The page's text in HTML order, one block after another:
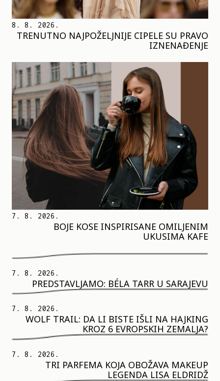
8. 8. 2026.
TRENUTNO NAJPOŽELJNIJE CIPELE SU PRAVO
IZNENAĐENJE
7. 8. 2026.
BOJE KOSE INSPIRISANE OMILJENIM
UKUSIMA KAFE
7. 8. 2026.
PREDSTAVLJAMO: BÉLA TARR U SARAJEVU
7. 8. 2026.
WOLF TRAIL: DA LI BISTE IŠLI NA HAJKING
KROZ 6 EVROPSKIH ZEMALJA?
7. 8. 2026.
TRI PARFEMA KOJA OBOŽAVA MAKEUP
LEGENDA LISA ELDRIDŽ